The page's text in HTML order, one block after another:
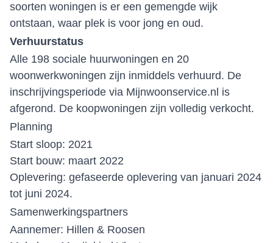
soorten woningen is er een gemengde wijk
ontstaan, waar plek is voor jong en oud.
Verhuurstatus
Alle 198 sociale huurwoningen en 20
woonwerkwoningen zijn inmiddels verhuurd. De
inschrijvingsperiode via Mijnwoonservice.nl is
afgerond. De koopwoningen zijn volledig verkocht.
Planning
Start sloop: 2021
Start bouw: maart 2022
Oplevering: gefaseerde oplevering van januari 2024
tot juni 2024.
Samenwerkingspartners
Aannemer: Hillen & Roosen